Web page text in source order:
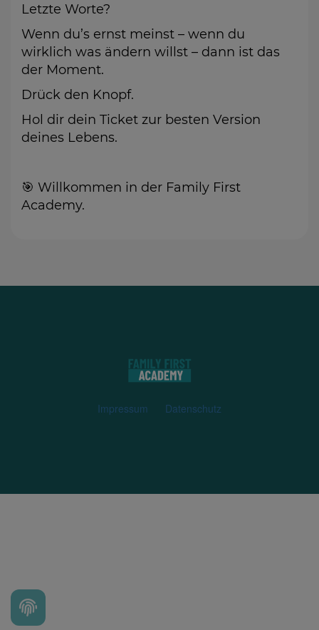
Letzte Worte?
Wenn du’s ernst meinst – wenn du
wirklich was ändern willst – dann ist das
der Moment.
Drück den Knopf.
Hol dir dein Ticket zur besten Version
deines Lebens.
🎯 Willkommen in der Family First
Academy.
Impressum Datenschutz